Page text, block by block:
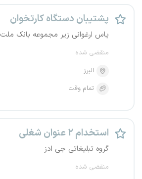
پشتیبان دستگاه کارتخوان
یاس ارغوانی زیر مجموعه بانک ملت
منقضی شده
البرز
تمام وقت
استخدام ۲ عنوان شغلی
گروه تبلیغاتی جی ادز
منقضی شده